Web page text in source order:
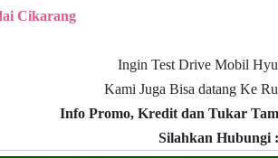
Cikarang
Ingin Test Drive Mobil
Kami Juga Bisa datang Ke
Info Promo, Kredit dan Tukar
Silahkan Hubungi :